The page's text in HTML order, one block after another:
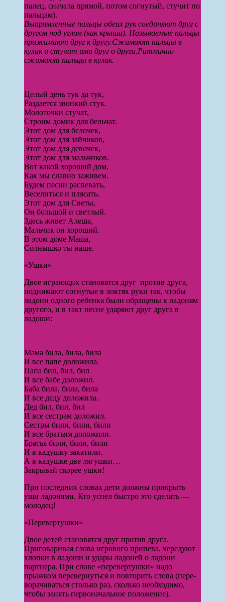
палец, сначала прямой, потом согнутый, сту­чит по
пальцам).
Выпрямленные пальцы обеих рук соединяют друг с
другом под углом (как крыша). Называемые пальцы
прижимают друг к другу.Сжимают пальцы в
кулак и стучат ими друг о друга.Ритмично
сжимают пальцы в кулак.
Целый день тук да тук,
Раздается звонкий стук.
Молоточки стучат,
Строим домик для бельчат.
Этот дом для белочек,
Этот дом для зайчиков,
Этот дом для девочек,
Этот дом для мальчиков.
Вот какой хороший дом,
Как мы славно заживем.
Будем песни распевать,
Веселиться и плясать.
Этот дом для Светы,
Он большой и светлый.
Здесь живет Алеша,
Мальчик он хороший.
В этом доме Маша,
Солнышко ты наше.
«Ушки»
Двое играющих становятся друг про­тив друга,
поднимают согнутые в лок­тях руки так, чтобы
ладони одного ребенка были обращены к ладоням
другого, и в такт песне ударяют друг друга в
ладоши:
Мама била, била, била
И все папе доложила.
Папа бил, бил, бил
И все бабе доложил.
Баба била, била, била
И все деду доложила.
Дед бил, бил, бил
И все сестрам доложил.
Сестры били, били, били
И все братьям доложили.
Братья били, били, били
И в кадушку закатили.
А в кадушке две лягушки…
Закрывай скорее ушки!
При последних словах дети должны прикрыть
уши ладонями. Кто успел быстро это сделать —
молодец!
«Перевертушки»
Двое детей становятся друг против друга.
Приговаривая слова игрового припева, чередуют
хлопки в ладоши и удары ладоней о ладони
партнера. При слове «перевертушки» надо
прыжком перевернуться и повторить слова (пере­
ворачиваться столько раз, сколько не­обходимо,
чтобы занять первоначаль­ное положение).